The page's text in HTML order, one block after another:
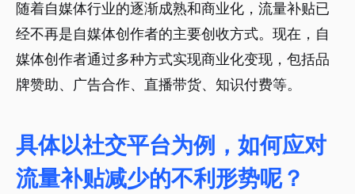
随着自媒体行业的逐渐成熟和商业化，流量补贴已
经不再是自媒体创作者的主要创收方式。现在，自
媒体创作者通过多种方式实现商业化变现，包括品
牌赞助、广告合作、直播带货、知识付费等。
具体以社交平台为例，如何应对
流量补贴减少的不利形势呢？